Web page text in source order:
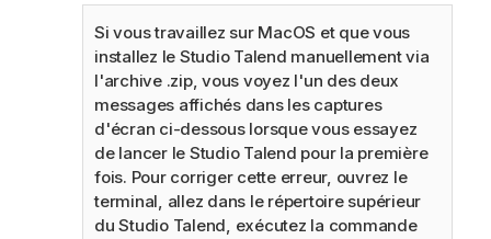
Si vous travaillez sur MacOS et que vous
installez le Studio Talend manuellement via
l'archive .zip, vous voyez l'un des deux
messages affichés dans les captures
d'écran ci-dessous lorsque vous essayez
de lancer le Studio Talend pour la première
fois. Pour corriger cette erreur, ouvrez le
terminal, allez dans le répertoire supérieur
duStudio Talend, exécutez la commande